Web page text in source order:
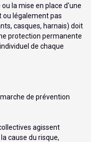
la mise en place d'une
légalement pas
casques, harnais) doit
protection permanente
de chaque
de prévention
agissent
cause du risque,